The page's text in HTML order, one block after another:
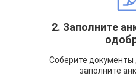
2. Заполните
Соберите документы
заполните